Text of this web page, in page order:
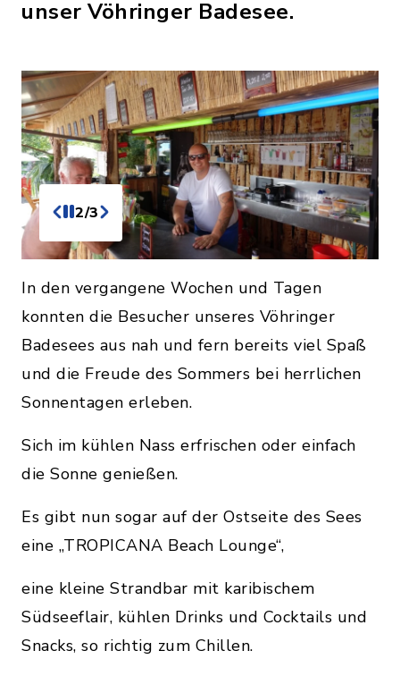
unser Vöhringer Badesee.
2/3
In den vergangene Wochen und Tagen
konnten die Besucher unseres Vöhringer
Badesees aus nah und fern bereits viel Spaß
und die Freude des Sommers bei herrlichen
Sonnentagen erleben.
Sich im kühlen Nass erfrischen oder einfach
die Sonne genießen.
Es gibt nun sogar auf der Ostseite des Sees
eine „TROPICANA Beach Lounge“,
eine kleine Strandbar mit karibischem
Südseeflair, kühlen Drinks und Cocktails und
Snacks, so richtig zum Chillen.